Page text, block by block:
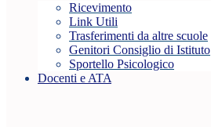
Ricevimento
Link Utili
Trasferimenti da altre scuole
Genitori Consiglio di Istituto
Sportello Psicologico
Docenti e ATA